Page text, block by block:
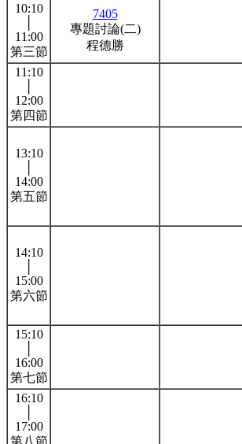
10:10
11:00
第三節
7405
專題討論(二)
程德勝
11:10
12:00
第四節
13:10
14:00
第五節
14:10
15:00
第六節
15:10
16:00
第七節
16:10
17:00
第八節